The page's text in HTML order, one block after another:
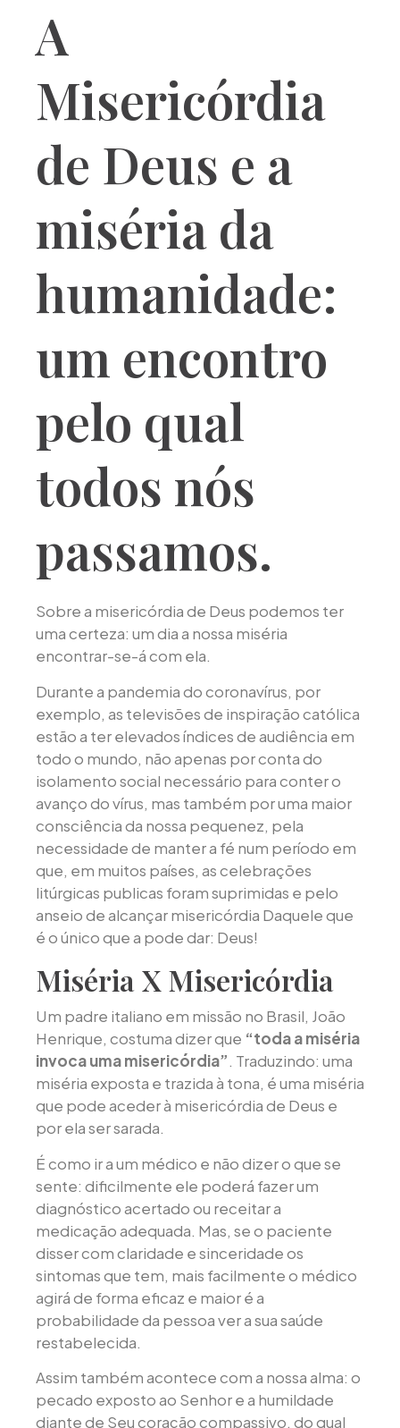
A
Misericórdia
de Deus e a
miséria da
humanidade:
um encontro
pelo qual
todos nós
passamos.
Sobre a misericórdia de Deus podemos ter
uma certeza: um dia a nossa miséria
encontrar-se-á com ela.
Durante a pandemia do coronavírus, por
exemplo, as televisões de inspiração católica
estão a ter elevados índices de audiência em
todo o mundo, não apenas por conta do
isolamento social necessário para conter o
avanço do vírus, mas também por uma maior
consciência da nossa pequenez, pela
necessidade de manter a fé num período em
que, em muitos países, as celebrações
litúrgicas publicas foram suprimidas e pelo
anseio de alcançar misericórdia Daquele que
é o único que a pode dar: Deus!
Miséria X Misericórdia
Um padre italiano em missão no Brasil, João
Henrique, costuma dizer que “toda a miséria
invoca uma misericórdia”. Traduzindo: uma
miséria exposta e trazida à tona, é uma miséria
que pode aceder à misericórdia de Deus e
por ela ser sarada.
É como ir a um médico e não dizer o que se
sente: dificilmente ele poderá fazer um
diagnóstico acertado ou receitar a
medicação adequada. Mas, se o paciente
disser com claridade e sinceridade os
sintomas que tem, mais facilmente o médico
agirá de forma eficaz e maior é a
probabilidade da pessoa ver a sua saúde
restabelecida.
Assim também acontece com a nossa alma: o
pecado exposto ao Senhor e a humildade
diante de Seu coração compassivo, do qual